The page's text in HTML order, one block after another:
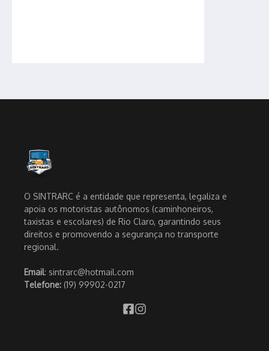
O SINTRARC é a entidade que representa, legaliza e
apoia os motoristas autônomos (caminhoneiros,
taxistas e escolares) de Rio Claro, garantindo seus
direitos e promovendo a segurança no transporte
regional.
Email: sintrarc@hotmail.com
Telefone: (19) 99902-0217